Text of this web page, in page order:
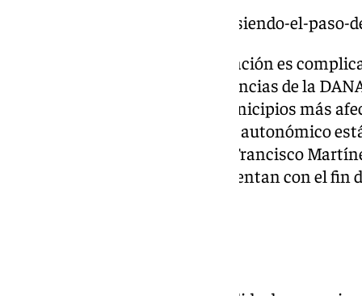
https://www.101tv.es/asi-esta-siendo-el-paso-
En palabras del delgado, la situación es
queda otra que ver las consecuencias de la
atención a Álora, uno de los municipios más
ello por lo que desde el gobierno autonómico
junto al alcalde del municipio, Francisco
infraestructuras con las que cuentan con el fin